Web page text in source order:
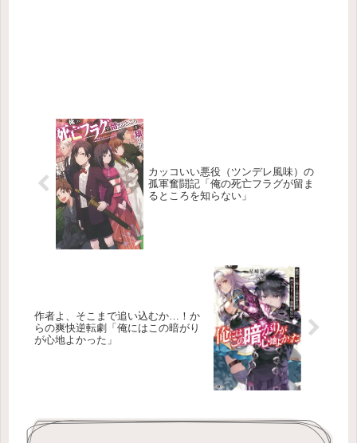
カッコいい悪役（ツンデレ風味）の
孤軍奮闘記「俺の死亡フラグが留ま
るところを知らない」
作者よ、そこまで追い込むか…！か
らの爽快逆転劇「俺にはこの暗がり
が心地よかった」